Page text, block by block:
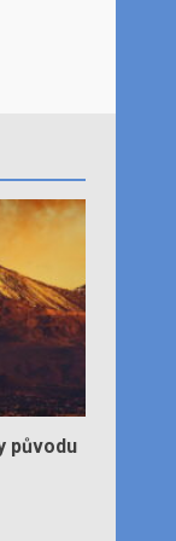
původu